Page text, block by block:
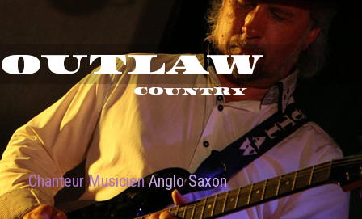
OUTLAW
COUNTRY
Chanteur MusicienAnglo Saxon